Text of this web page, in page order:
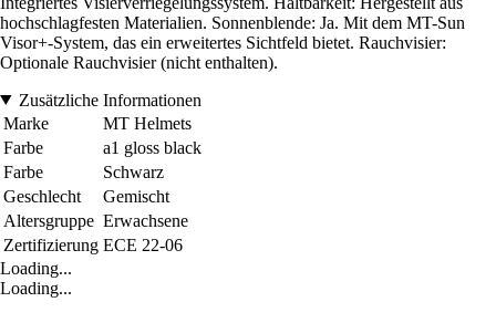
hochschlagfesten Materialien. Sonnenblende: Ja. Mit dem MT-Sun
Visor+-System, das ein erweitertes Sichtfeld bietet. Rauchvisier:
Optionale Rauchvisier (nicht enthalten).
Zusätzliche Informationen
Marke
MT Helmets
Farbe
a1 gloss black
Farbe
Schwarz
Geschlecht
Gemischt
Altersgruppe Erwachsene
Zertifizierung ECE 22-06
Loading...
Loading...